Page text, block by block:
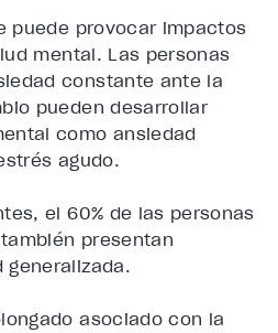
puede provocar impactos
mental. Las personas
constante ante la
pueden desarrollar
como ansiedad
agudo.
el 60% de las personas
presentan
generalizada.
asociado con la